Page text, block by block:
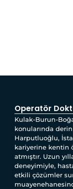
Operatör
Kulak-Burun-
konularında
Harputluoğlu,
kariyerine kentin
atmıştır. Uzun
deneyimiyle,
etkili çözümler